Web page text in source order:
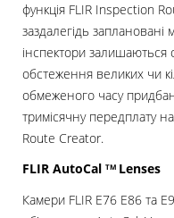
функція FLIR Inspection
заздалегідь
інспектори залишаються
обстеження великих чи
обмеженого часу
тримісячну передплату
Route Creator.
FLIR AutoCal ТМ Lenses
Камери FLIR E76 E86 та